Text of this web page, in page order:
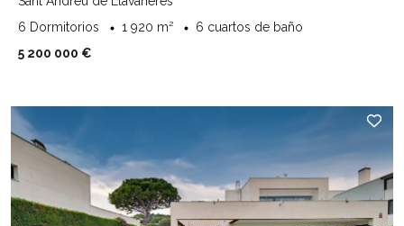
6 Dormitorios
1 920 m²
6 cuartos de baño
5 200 000 €